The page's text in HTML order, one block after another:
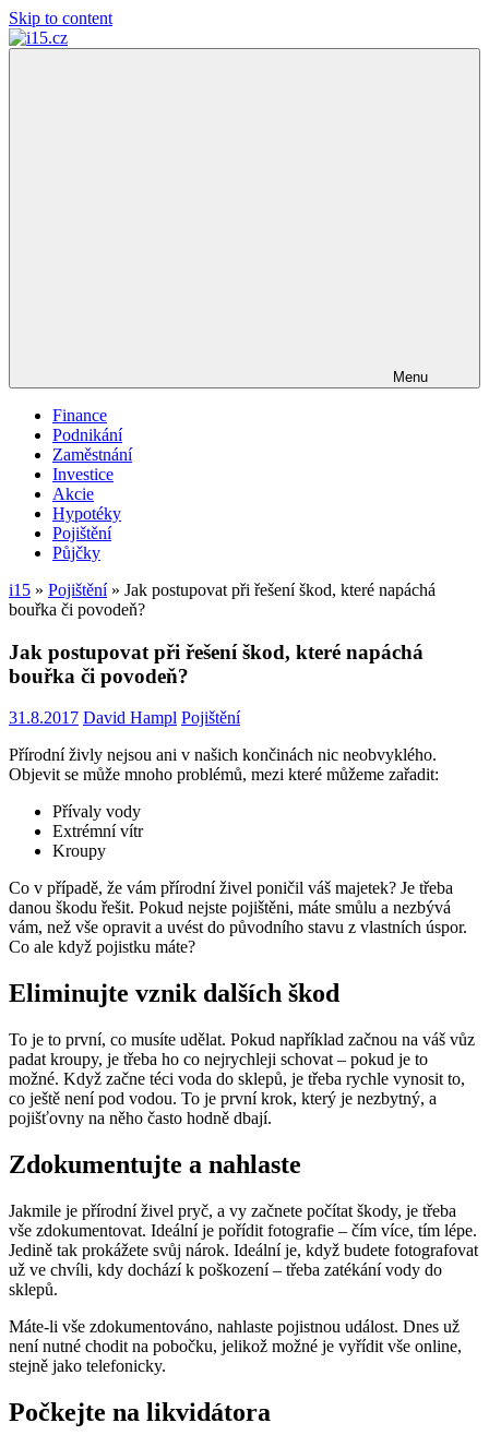
Skip to content
Menu
Finance
Podnikání
Zaměstnání
Investice
Akcie
Hypotéky
Pojištění
Půjčky
i15 » Pojištění» Jak postupovat při řešení škod, které napáchá
bouřka či povodeň?
Jak postupovat při řešení škod, které napáchá
bouřka či povodeň?
31.8.2017 David Hampl Pojištění
Přírodní živly nejsou ani v našich končinách nic neobvyklého.
Objevit se může mnoho problémů, mezi které můžeme zařadit:
Přívaly vody
Extrémní vítr
Kroupy
Co v případě, že vám přírodní živel poničil váš majetek? Je třeba
danou škodu řešit. Pokud nejste pojištěni, máte smůlu a nezbývá
vám, než vše opravit a uvést do původního stavu z vlastních úspor.
Co ale když pojistku máte?
Eliminujte vznik dalších škod
To je to první, co musíte udělat. Pokud například začnou na váš vůz
padat kroupy, je třeba ho co nejrychleji schovat – pokud je to
možné. Když začne téci voda do sklepů, je třeba rychle vynosit to,
co ještě není pod vodou. To je první krok, který je nezbytný, a
pojišťovny na něho často hodně dbají.
Zdokumentujte a nahlaste
Jakmile je přírodní živel pryč, a vy začnete počítat škody, je třeba
vše zdokumentovat. Ideální je pořídit fotografie – čím více, tím lépe.
Jedině tak prokážete svůj nárok. Ideální je, když budete fotografovat
už ve chvíli, kdy dochází k poškození – třeba zatékání vody do
sklepů.
Máte-li vše zdokumentováno, nahlaste pojistnou událost. Dnes už
není nutné chodit na pobočku, jelikož možné je vyřídit vše online,
stejně jako telefonicky.
Počkejte na likvidátora